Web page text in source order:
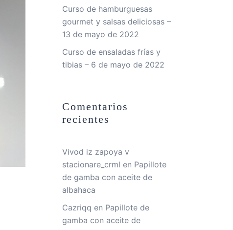
Curso de hamburguesas
gourmet y salsas deliciosas –
13 de mayo de 2022
Curso de ensaladas frías y
tibias – 6 de mayo de 2022
Comentarios
recientes
Vivod iz zapoya v
stacionare_crml en Papillote
de gamba con aceite de
albahaca
Cazriqq en Papillote de
gamba con aceite de